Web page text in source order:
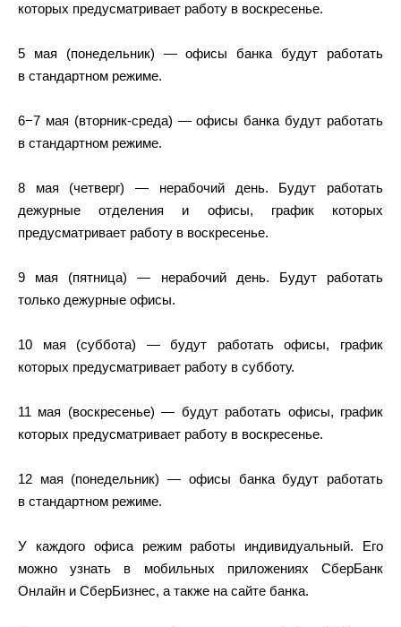
которых предусматривает работу в воскресенье.
5 мая (понедельник) — офисы банка будут работать
в стандартном режиме.
6−7 мая (вторник-среда) — офисы банка будут работать
в стандартном режиме.
8 мая (четверг) — нерабочий день. Будут работать
дежурные отделения и офисы, график которых
предусматривает работу в воскресенье.
9 мая (пятница) — нерабочий день. Будут работать
только дежурные офисы.
10 мая (суббота) — будут работать офисы, график
которых предусматривает работу в субботу.
11 мая (воскресенье) — будут работать офисы, график
которых предусматривает работу в воскресенье.
12 мая (понедельник) — офисы банка будут работать
в стандартном режиме.
У каждого офиса режим работы индивидуальный. Его
можно узнать в мобильных приложениях СберБанк
Онлайн и СберБизнес, а также на сайте банка.